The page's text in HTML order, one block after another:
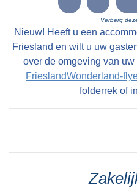
LC 10-12-1800: Eene
en zeer geryflyke
deszelfs HUIZINGE en
staande en geleegen
, in het geheel groot
alle kostelyke
Stuivers Schattinge
Verberg
Nieuw! Heeft u een
Friesland en wilt u uw
over de omgeving van
FrieslandWonderland-
folderrek of